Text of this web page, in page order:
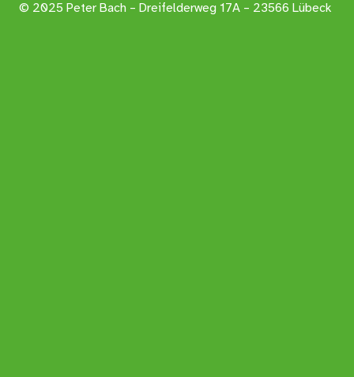
© 2025 Peter Bach – Dreifelderweg 17A – 23566 Lübeck